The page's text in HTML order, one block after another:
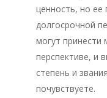
ценность, но
долгосрочной
могут принести
перспективе, и
степень и
почувствуете.